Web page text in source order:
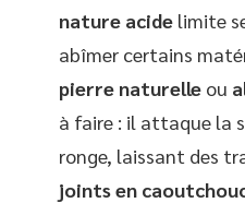
nature acide limite
abîmer certains
pierre naturelle ou
à faire : il attaque la
ronge, laissant des
joints en